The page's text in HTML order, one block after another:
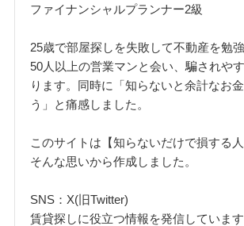
ファイナンシャルプランナー2級
25歳で部屋探しを失敗して不動産を勉強
50人以上の営業マンと会い、騙されや
ります。同時に「知らないと余計なお
う」と痛感しました。
このサイトは【知らないだけで損する人
そんな思いから作成しました。
SNS：X(旧Twitter)
賃貸探しに役立つ情報を発信しています